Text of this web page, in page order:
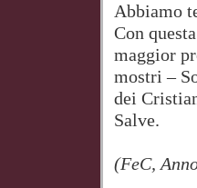
Abbiamo
Con
maggior
mostri –
dei
Salve.
(FeC,